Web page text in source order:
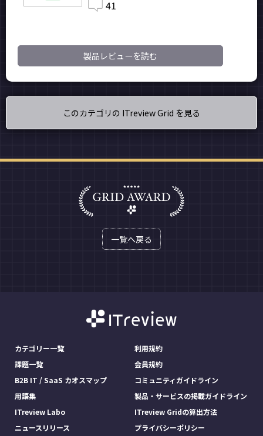
41
製品レビューを読む
このカテゴリの ITreview Grid を見る
一覧へ戻る
カテゴリー一覧
課題一覧
B2B IT / SaaS カオスマップ
用語集
ITreview Labo
ニュースリリース
利用規約
会員規約
コミュニティガイドライン
製品・サービスの掲載ガイドライン
ITreview Gridの算出方法
プライバシーポリシー